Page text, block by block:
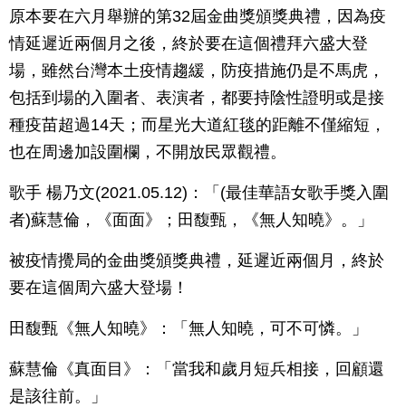
原本要在六月舉辦的第32屆金曲獎頒獎典禮，因為疫
情延遲近兩個月之後，終於要在這個禮拜六盛大登
場，雖然台灣本土疫情趨緩，防疫措施仍是不馬虎，
包括到場的入圍者、表演者，都要持陰性證明或是接
種疫苗超過14天；而星光大道紅毯的距離不僅縮短，
也在周邊加設圍欄，不開放民眾觀禮。
歌手 楊乃文(2021.05.12)：「(最佳華語女歌手獎入圍
者)蘇慧倫，《面面》；田馥甄，《無人知曉》。」
被疫情攪局的金曲獎頒獎典禮，延遲近兩個月，終於
要在這個周六盛大登場！
田馥甄《無人知曉》：「無人知曉，可不可憐。」
蘇慧倫《真面目》：「當我和歲月短兵相接，回顧還
是該往前。」